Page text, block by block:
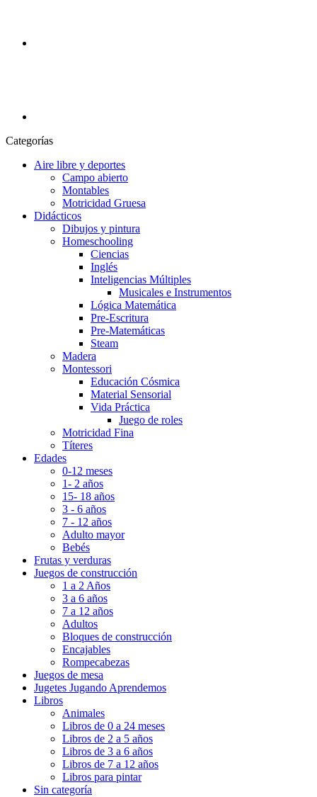
Categorías
Aire libre y deportes
Campo abierto
Montables
Motricidad Gruesa
Didácticos
Dibujos y pintura
Homeschooling
Ciencias
Inglés
Inteligencias Múltiples
Musicales e Instrumentos
Lógica Matemática
Pre-Escritura
Pre-Matemáticas
Steam
Madera
Montessori
Educación Cósmica
Material Sensorial
Vida Práctica
Juego de roles
Motricidad Fina
Títeres
Edades
0-12 meses
1- 2 años
15- 18 años
3 - 6 años
7 - 12 años
Adulto mayor
Bebés
Frutas y verduras
Juegos de construcción
1 a 2 Años
3 a 6 años
7 a 12 años
Adultos
Bloques de construcción
Encajables
Rompecabezas
Juegos de mesa
Jugetes Jugando Aprendemos
Libros
Animales
Libros de 0 a 24 meses
Libros de 2 a 5 años
Libros de 3 a 6 años
Libros de 7 a 12 años
Libros para pintar
Sin categoría